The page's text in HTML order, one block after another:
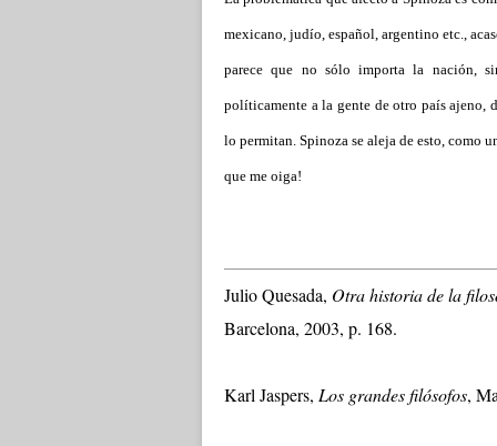
mexicano, judío, español, argentino etc.,
parece que no sólo importa la nación,
políticamente a la gente de otro país ajeno,
lo permitan. Spinoza se aleja de esto, como
que me oiga!
Julio Quesada, Otra historia de la
Barcelona, 2003, p. 168.
Karl Jaspers, Los grandes filósofos,